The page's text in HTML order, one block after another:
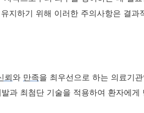
지하기 위해 이러한 주의사항은 결과
뢰와 만족을 최우선으로 하는 의료기
과 최첨단 기술을 적용하여 환자에게